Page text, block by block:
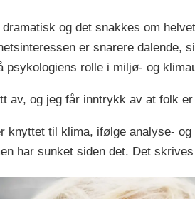
og det snakkes om
er snarere dalende,
rolle i miljø- og
av, og jeg får inntrykk av at folk
knyttet til klima, ifølge analyse-
har sunket siden det. Det